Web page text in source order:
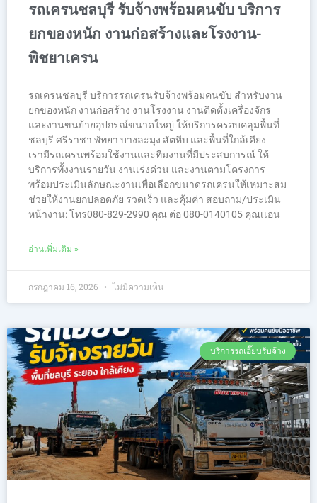
รถเครนชลบุรี รับจ้างพร้อมคนขับ บริการ
ยกของหนัก งานก่อสร้างและโรงงาน-
พิชยาเครน
รถเครนชลบุรี บริการรถเครนรับจ้างพร้อมคนขับ สำหรับงาน
ยกของหนัก งานก่อสร้าง งานโรงงาน งานติดตั้งเครื่องจักร
และงานขนย้ายอุปกรณ์ขนาดใหญ่ ให้บริการครอบคลุมพื้นที่
ชลบุรี ศรีราชา พัทยา บางละมุง สัตหีบ และพื้นที่ใกล้เคียง
เรามีรถเครนพร้อมใช้งานและทีมงานที่มีประสบการณ์ ให้
บริการทั้งงานรายวัน งานเร่งด่วน และงานตามโครงการ
พร้อมประเมินลักษณะงานเพื่อเลือกขนาดรถเครนให้เหมาะสม
ช่วยให้งานยกปลอดภัย รวดเร็ว และคุ้มค่า สอบถาม/ประเมิน
หน้างาน: โทร080-829-2990 คุณ ต่อ 080-0140105 คุณเเอน
อ่านเพิ่มเติม »
กรกฎาคม 16, 2026 ไม่มีความเห็น
บริการรถเฮี๊ยบรับจ้าง